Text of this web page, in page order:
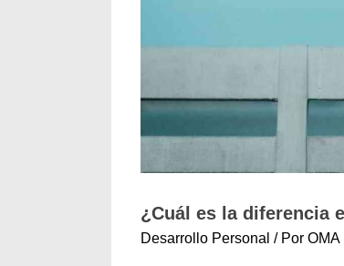
¿Cuál es la diferencia
Desarrollo Personal / Por OMA